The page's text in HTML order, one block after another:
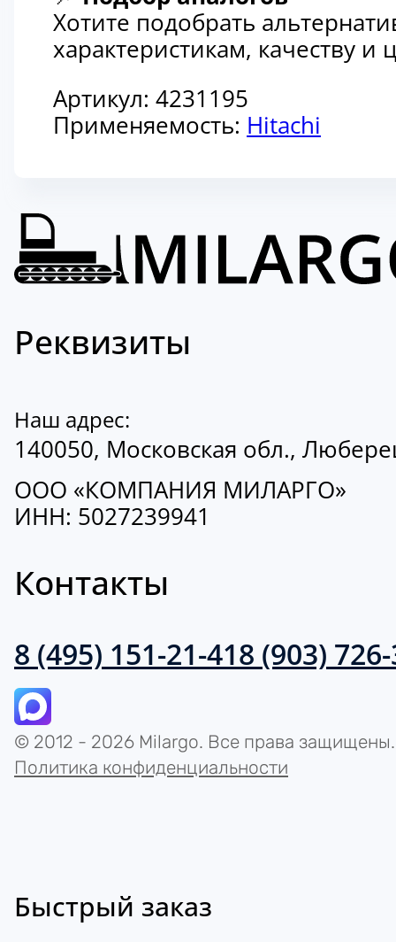
Хотите подобрать
характеристикам, качеству
Артикул: 4231195
Применяемость: Hitachi
Реквизиты
Наш адрес:
140050, Московская обл.,
ООО «КОМПАНИЯ МИЛАРГО»
ИНН: 5027239941
Контакты
8 (495) 151-21-418 (903)
© 2012 - 2026 Milargo. Все права защищены.
Политика конфиденциальности
Быстрый заказ